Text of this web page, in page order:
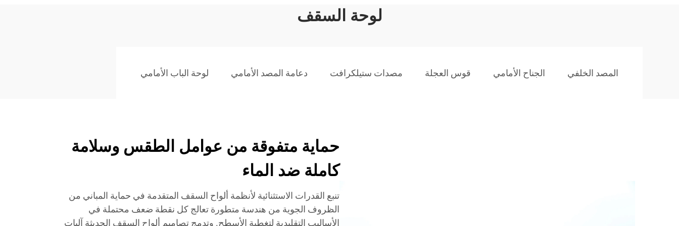
لوحة السقف
المصد الخلفي الجناح الأمامي قوس العجلة مصدات ستيلكرافت دعامة المصد الأمامي لوحة الباب الأمامي
حماية متفوقة من عوامل الطقس وسلامة
كاملة ضد الماء
تنبع القدرات الاستثنائية لأنظمة ألواح السقف المتقدمة في حماية المباني من
الظروف الجوية من هندسة متطورة تعالج كل نقطة ضعف محتملة في
الأساليب التقليدية لتغطية الأسطح. وتدمج تصاميم ألواح السقف الحديثة آليات